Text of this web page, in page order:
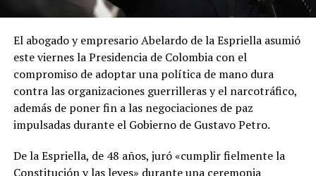
El abogado y empresario Abelardo de la Espriella asumió
este viernes la Presidencia de Colombia con el
compromiso de adoptar una política de mano dura
contra las organizaciones guerrilleras y el narcotráfico,
además de poner fin a las negociaciones de paz
impulsadas durante el Gobierno de Gustavo Petro.
De la Espriella, de 48 años, juró «cumplir fielmente la
Constitución y las leyes» durante una ceremonia